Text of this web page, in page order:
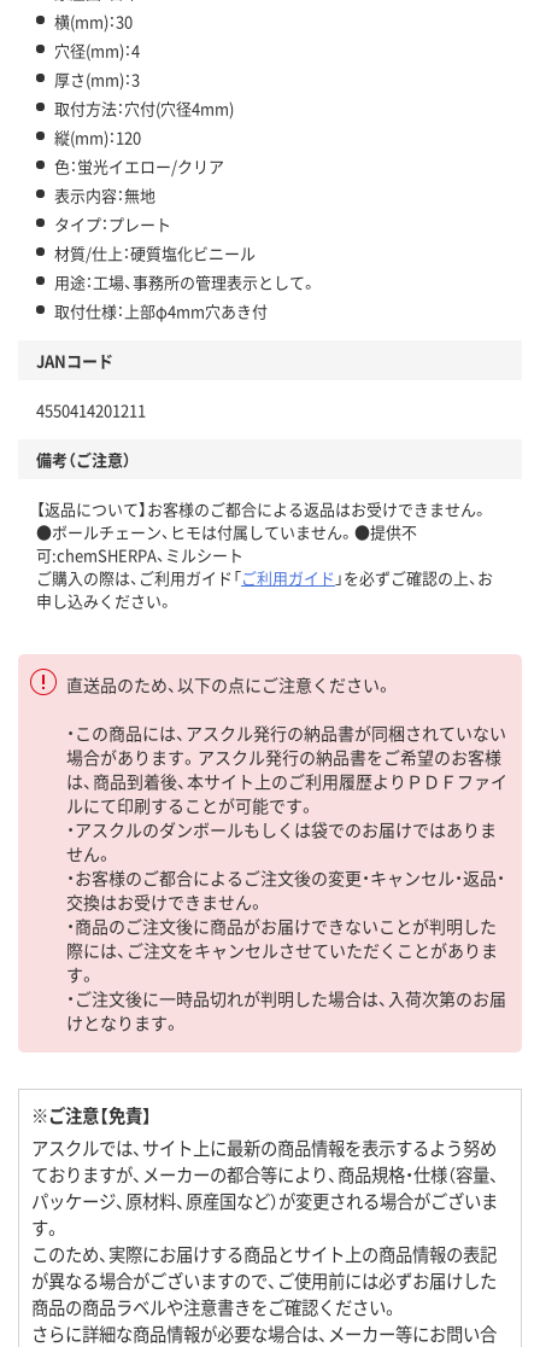
横(mm)：30
穴径(mm)：4
厚さ(mm)：3
取付方法：穴付(穴径4mm)
縦(mm)：120
色：蛍光イエロー/クリア
表示内容：無地
タイプ：プレート
材質/仕上：硬質塩化ビニール
用途：工場、事務所の管理表示として。
取付仕様：上部φ4mm穴あき付
JANコード
4550414201211
備考（ご注意）
【返品について】お客様のご都合による返品はお受けできません。
●ボールチェーン、ヒモは付属していません。●提供不
可:chemSHERPA、ミルシート
ご購入の際は、ご利用ガイド「ご利用ガイド 」を必ずご確認の上、お
申し込みください。
直送品のため、以下の点にご注意ください。
・この商品には、アスクル発行の納品書が同梱されていない
場合があります。アスクル発行の納品書をご希望のお客様
は、商品到着後、本サイト上のご利用履歴よりＰＤＦファイ
ルにて印刷することが可能です。
・アスクルのダンボールもしくは袋でのお届けではありま
せん。
・お客様のご都合によるご注文後の変更・キャンセル・返品・
交換はお受けできません。
・商品のご注文後に商品がお届けできないことが判明した
際には、ご注文をキャンセルさせていただくことがありま
す。
・ご注文後に一時品切れが判明した場合は、入荷次第のお届
けとなります。
※ご注意【免責】
アスクルでは、サイト上に最新の商品情報を表示するよう努め
ておりますが、メーカーの都合等により、商品規格・仕様（容量、
パッケージ、原材料、原産国など）が変更される場合がございま
す。
このため、実際にお届けする商品とサイト上の商品情報の表記
が異なる場合がございますので、ご使用前には必ずお届けした
商品の商品ラベルや注意書きをご確認ください。
さらに詳細な商品情報が必要な場合は、メーカー等にお問い合